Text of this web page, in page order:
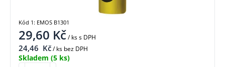
29,60 Kč/ kss DPH
24,46 Kč/ ks bez DPH
Skladem (5 ks)
Kód 1: EMOS B1301